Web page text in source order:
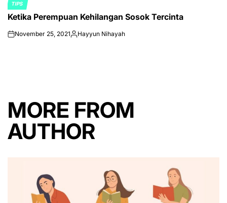
POSTED
IN
TIPS
Ketika Perempuan Kehilangan Sosok Tercinta
onNovember 25, 2021Posted
Hayyun Nihayah
MORE FROM
AUTHOR